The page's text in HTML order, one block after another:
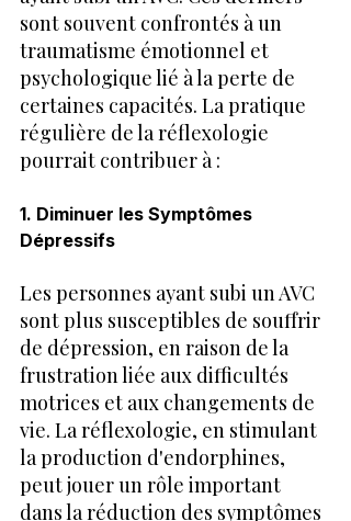
sont souvent confrontés à un
traumatisme émotionnel et
psychologique lié à la perte de
certaines capacités. La pratique
régulière de la réflexologie
pourrait contribuer à :
1. Diminuer les Symptômes
Dépressifs
Les personnes ayant subi un AVC
sont plus susceptibles de souffrir
de dépression, en raison de la
frustration liée aux difficultés
motrices et aux changements de
vie. La réflexologie, en stimulant
la production d'endorphines,
peut jouer un rôle important
dans la réduction des symptômes